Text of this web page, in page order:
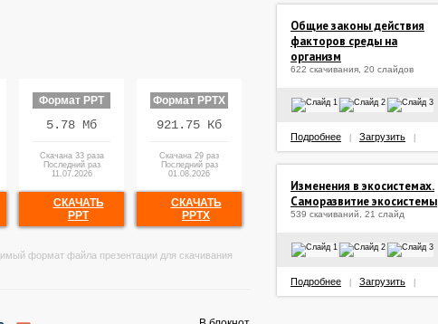
Формат PPT
5.78 Мб
Скачана 33 раза
Последний раз
11.07.2026
СКАЧАТЬ
PPT
Формат PPTX
921.75 Кб
Скачана 29 раз
Последний раз
01.08.2026
СКАЧАТЬ
PPTX
формат файла презентации для скачивания
Общие законы действия
факторов среды на
организм
622 скачивания, 20 слайдов
Подробнее Загрузить
Изменения в экосистемах.
Саморазвитие экосистемы
539 скачиваний, 21 слайд
Подробнее Загрузить